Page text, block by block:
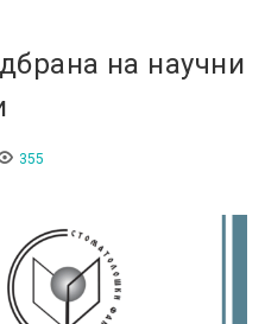
на научни
355